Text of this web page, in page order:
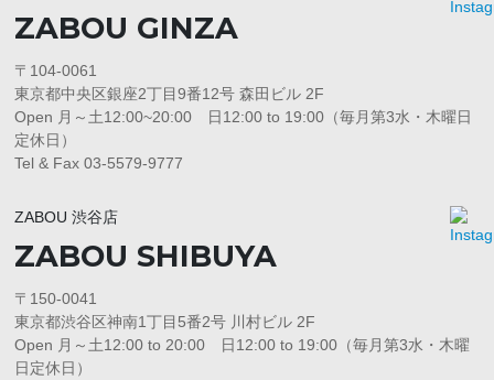
ZABOU GINZA
〒104-0061
東京都中央区銀座2丁目9番12号 森田ビル 2F
Open 月～土12:00~20:00 日12:00 to 19:00（毎月第3水・木曜日
定休日）
Tel & Fax 03-5579-9777
ZABOU 渋谷店
ZABOU SHIBUYA
〒150-0041
東京都渋谷区神南1丁目5番2号 川村ビル 2F
Open 月～土12:00 to 20:00 日12:00 to 19:00（毎月第3水・木曜
日定休日）